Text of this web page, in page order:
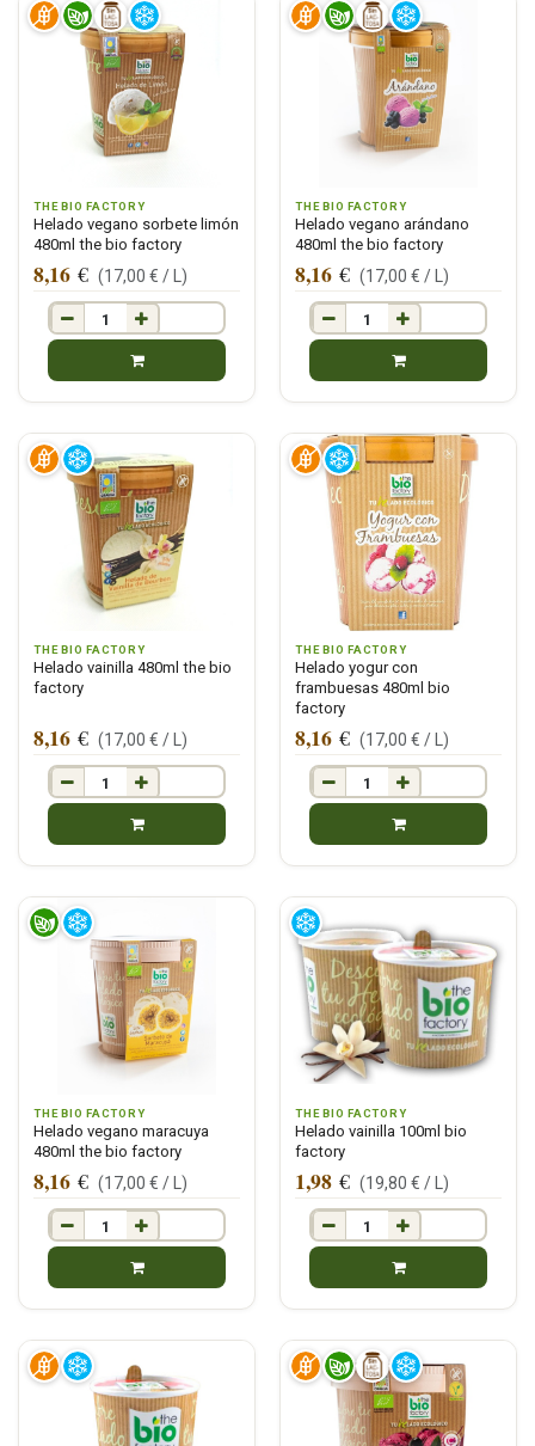
THE BIO FACTORY
Helado vegano sorbete limón
480ml the bio factory
8,16 € (17,00 € / )
THE BIO FACTORY
Helado vegano arándano
480ml the bio factory
8,16 € (17,00 € / )
THE BIO FACTORY
Helado vainilla 480ml the bio
factory
8,16 € (17,00 € / )
THE BIO FACTORY
Helado yogur con
frambuesas 480ml bio
factory
8,16 € (17,00 € / )
THE BIO FACTORY
Helado vegano maracuya
480ml the bio factory
8,16 € (17,00 € / )
THE BIO FACTORY
Helado vainilla 100ml bio
factory
1,98 € (19,80 € / )